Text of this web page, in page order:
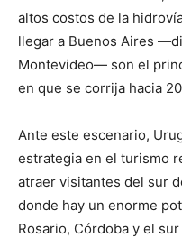
altos costos de la
llegar a Buenos Aires
Montevideo— son el
en que se corrija hacia
Ante este escenario,
estrategia en el turismo
atraer visitantes del sur
donde hay un enorme
Rosario, Córdoba y el